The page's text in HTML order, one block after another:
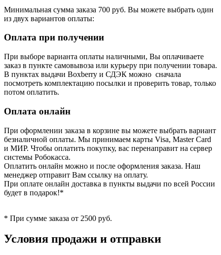
Минимальная сумма заказа 700 руб. Вы можете выбрать один
из двух вариантов оплаты:
Оплата при получении
При выборе варианта оплаты наличными, Вы оплачиваете
заказ в пункте самовывоза или курьеру при получении товара.
В пунктах выдачи Boxberry и СДЭК можно сначала
посмотреть комплектацию посылки и проверить товар, только
потом оплатить.
Оплата онлайн
При оформлении заказа в корзине вы можете выбрать вариант
безналичной оплаты. Мы принимаем карты Visa, Master Card
и МИР. Чтобы оплатить покупку, вас перенаправит на сервер
системы Робокасса.
Оплатить онлайн можно и после оформления заказа. Наш
менеджер отправит Вам ссылку на оплату.
При оплате онлайн доставка в пункты выдачи по всей России
будет в подарок!*
* При сумме заказа от 2500 руб.
Условия продажи и отправки